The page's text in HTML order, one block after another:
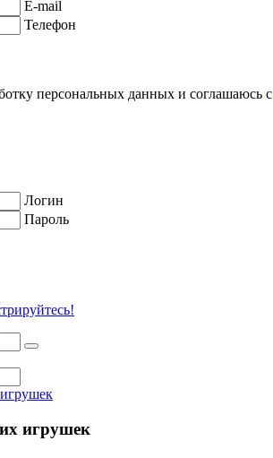
E-mail
Телефон
персональных данных и соглашаюсь с
Логин
Пароль
игрушек